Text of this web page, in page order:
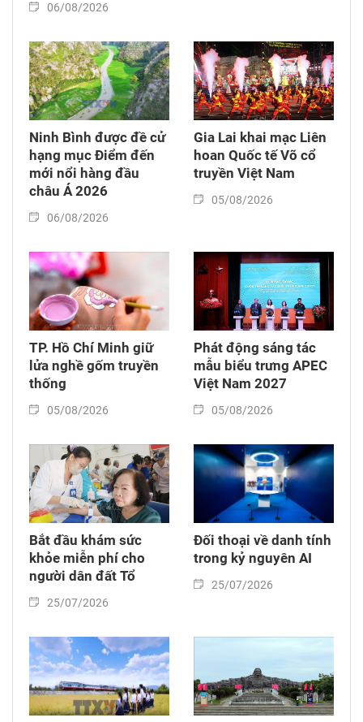
06/08/2026
Ninh Bình được đề cử
hạng mục Điểm đến
mới nổi hàng đầu
châu Á 2026
06/08/2026
Gia Lai khai mạc Liên
hoan Quốc tế Võ cổ
truyền Việt Nam
05/08/2026
TP. Hồ Chí Minh giữ
lửa nghề gốm truyền
thống
05/08/2026
Phát động sáng tác
mẫu biểu trưng APEC
Việt Nam 2027
05/08/2026
Bắt đầu khám sức
khỏe miễn phí cho
người dân đất Tổ
25/07/2026
Đối thoại về danh tính
trong kỷ nguyên AI
25/07/2026